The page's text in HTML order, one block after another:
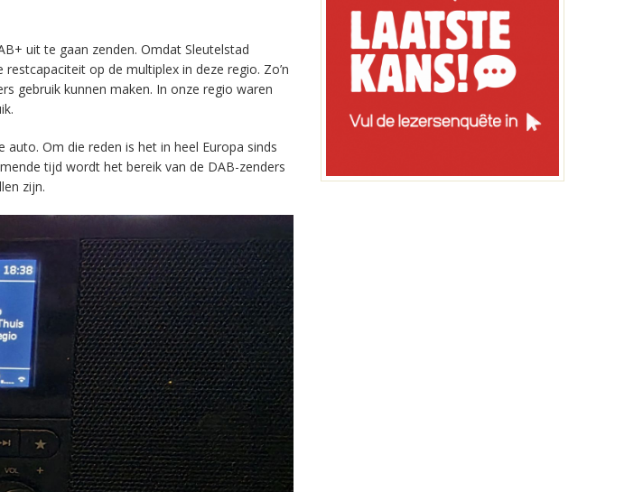
uit te gaan zenden. Omdat Sleutelstad
op de multiplex in deze regio. Zo’n
gebruik kunnen maken. In onze regio waren
Om die reden is het in heel Europa sinds
tijd wordt het bereik van de DAB-zenders
zijn.